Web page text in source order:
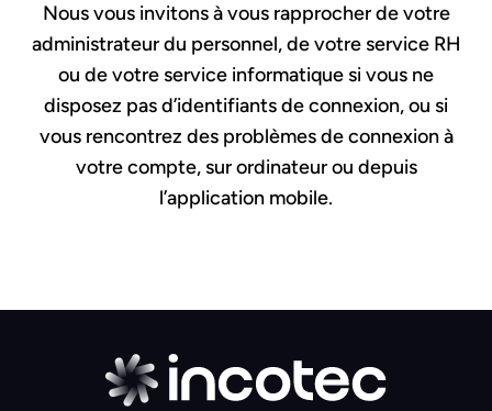
Nous vous invitons à vous rapprocher de votre
administrateur du personnel, de votre service RH
ou de votre service informatique si vous ne
disposez pas d’identifiants de connexion, ou si
vous rencontrez des problèmes de connexion à
votre compte, sur ordinateur ou depuis
l’application mobile.